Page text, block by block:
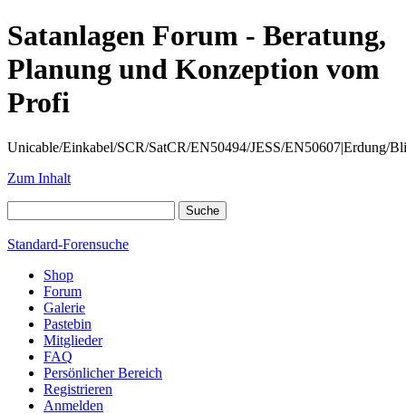
Satanlagen Forum - Beratung,
Planung und Konzeption vom
Profi
Unicable/Einkabel/SCR/SatCR/EN50494/JESS/EN50607|Erdung/
Zum Inhalt
Standard-Forensuche
Shop
Forum
Galerie
Pastebin
Mitglieder
FAQ
Persönlicher Bereich
Registrieren
Anmelden